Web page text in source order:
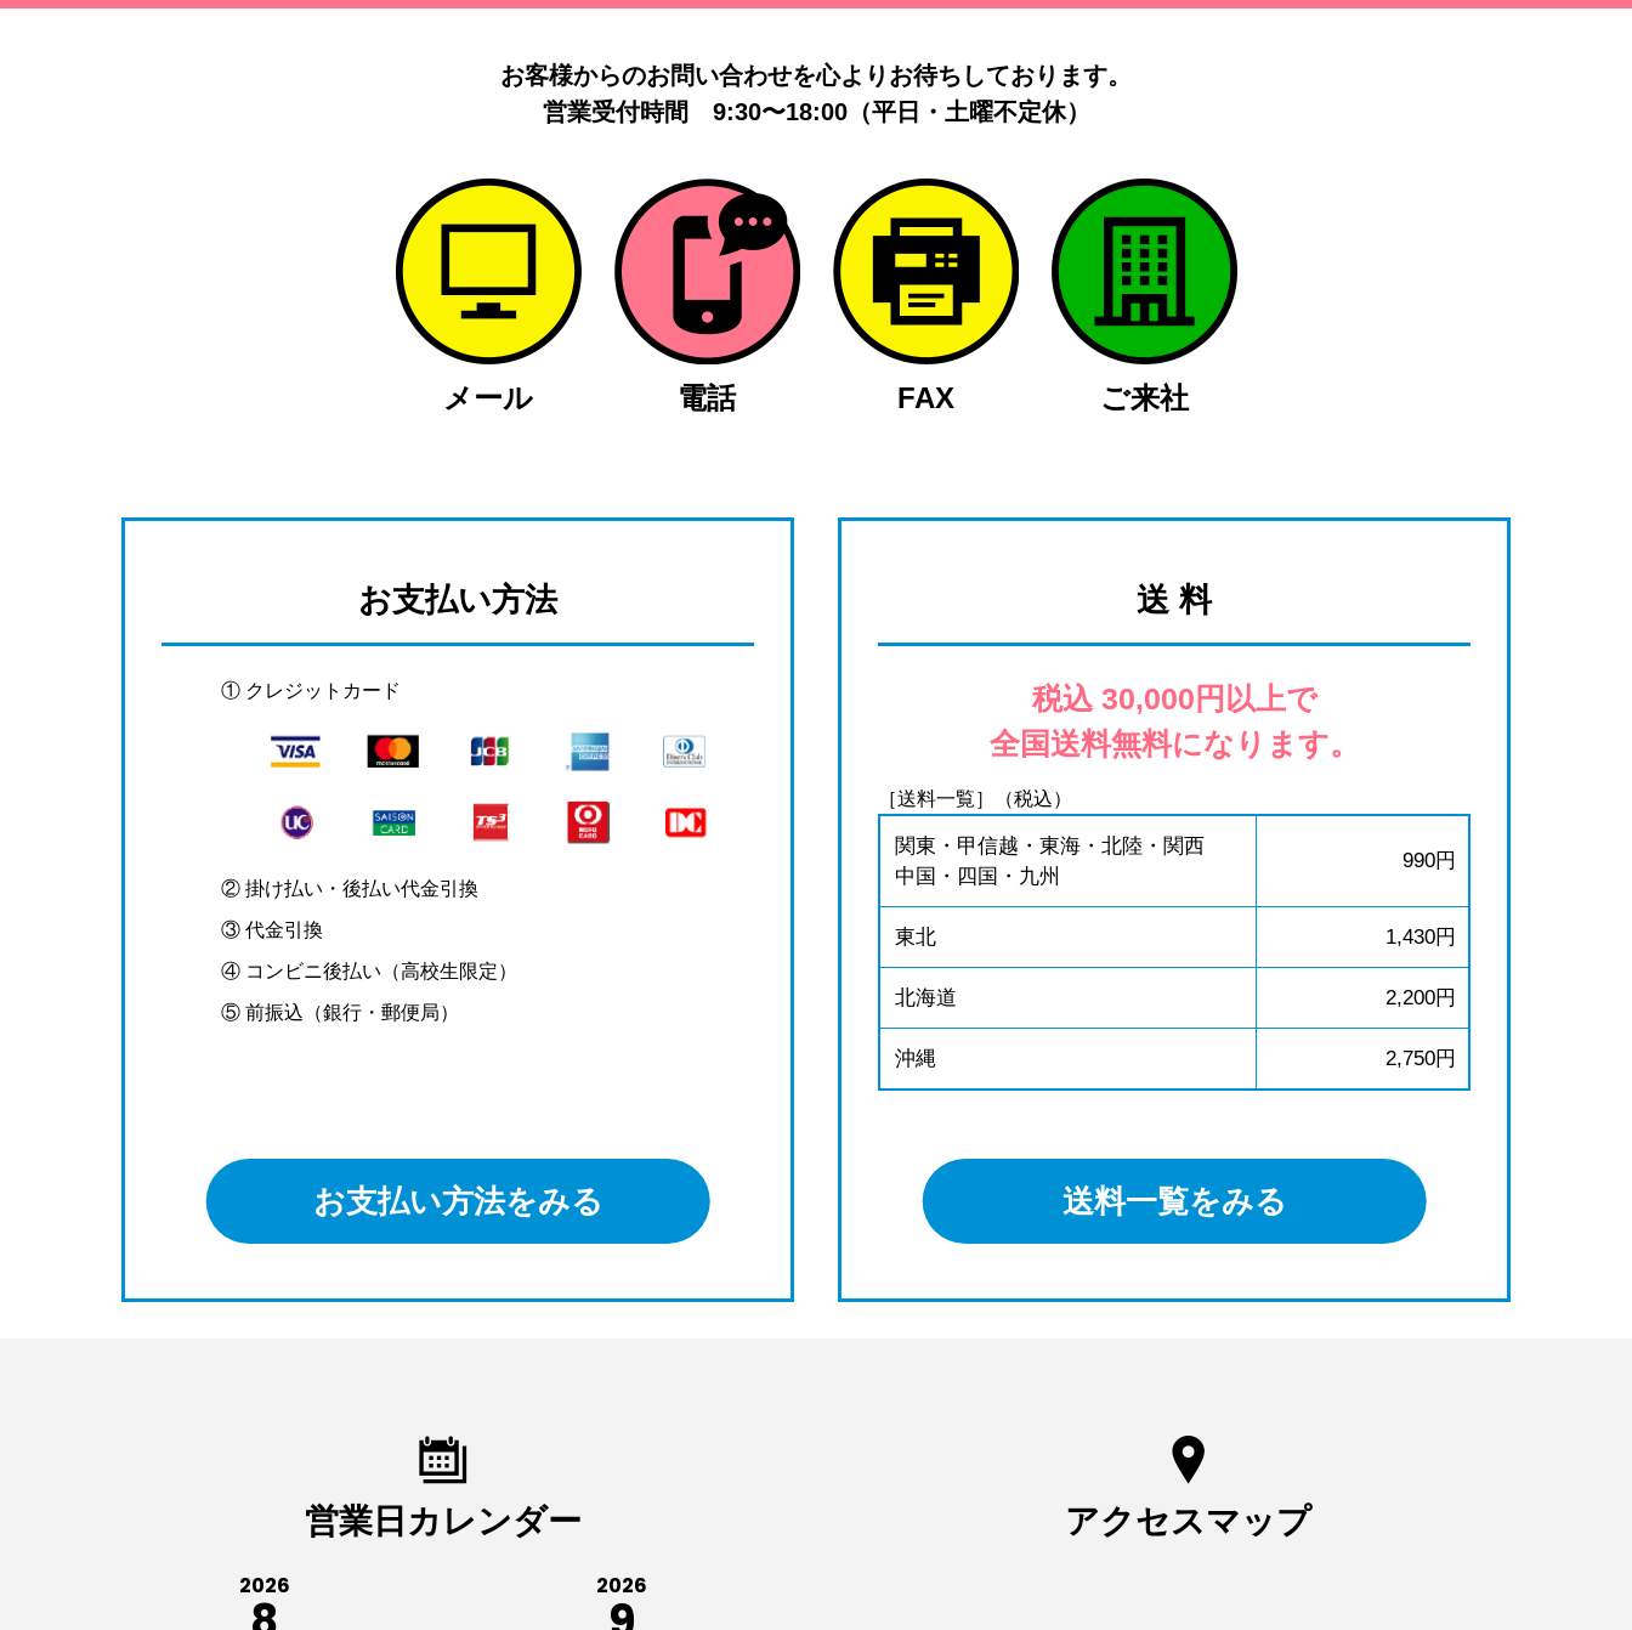
お客様からのお問い合わせを心よりお待ちしております。
営業受付時間 9:30〜18:00（平日・土曜不定休）
メール 電話 FAX ご来社
お支払い方法
① クレジットカード
② 掛け払い・後払い代金引換
③ 代金引換
④ コンビニ後払い（高校生限定）
⑤ 前振込（銀行・郵便局）
お支払い方法をみる
送 料
税込 30,000円以上で
全国送料無料になります。
［送料一覧］（税込）
関東・甲信越・東海・北陸・関西
中国・四国・九州
990円
東北 1,430円
北海道 2,200円
沖縄 2,750円
送料一覧をみる
営業日カレンダー
2026 2026
アクセスマップ